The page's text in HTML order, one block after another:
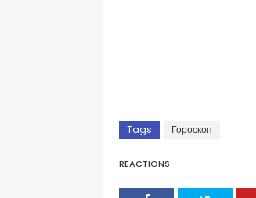
Tags Гороскоп
REACTIONS